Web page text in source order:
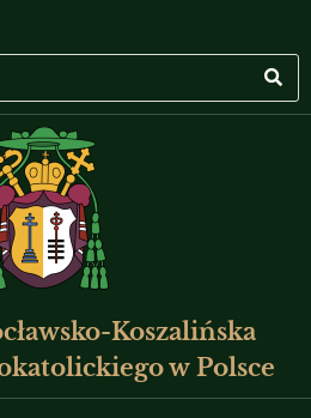
Koszalińska
w Polsce